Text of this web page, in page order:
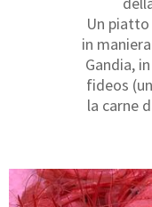
Un
in
Gandia,
fideos
la carne